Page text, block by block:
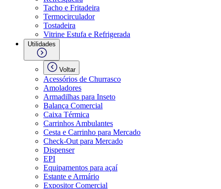
Tacho e Fritadeira
Termocirculador
Tostadeira
Vitrine Estufa e Refrigerada
Utilidades
Voltar
Acessórios de Churrasco
Amoladores
Armadilhas para Inseto
Balança Comercial
Caixa Térmica
Carrinhos Ambulantes
Cesta e Carrinho para Mercado
Check-Out para Mercado
Dispenser
EPI
Equipamentos para açaí
Estante e Armário
Expositor Comercial